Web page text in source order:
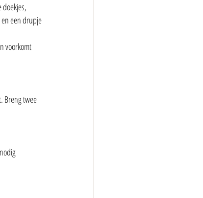
een drupje
voorkomt
Breng twee